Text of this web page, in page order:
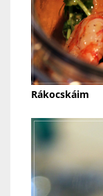
Rákocskáim